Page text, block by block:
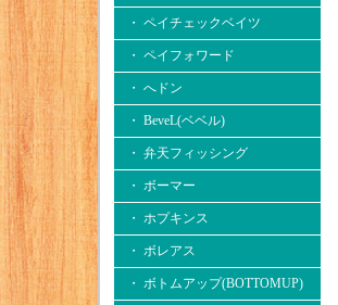
・ ペイチェックベイツ
・ ペイフォワード
・ へドン
・ BeveL(ベベル)
・ 弁天フィッシング
・ ボーマー
・ ホプキンス
・ ボレアス
・ ボトムアップ(BOTTOMUP)